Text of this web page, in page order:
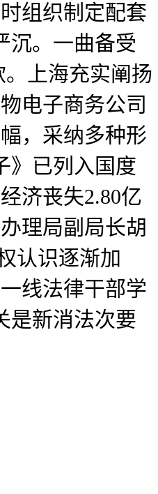
组织制定配套
沉。一曲备受
上海充实阐扬
电子商务公司
，采纳多种形
》已列入国度
济丧失2.80亿
理局副局长胡
认识逐渐加
线法律干部学
是新消法次要